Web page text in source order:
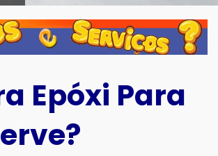
Epóxi Para